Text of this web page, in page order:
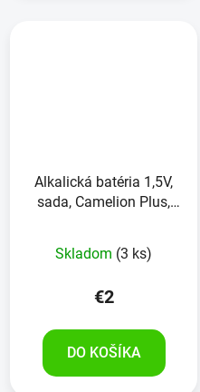
Alkalická batéria 1,5V,
sada, Camelion Plus,
Skladom (3 ks)
€2
DO KOŠÍKA